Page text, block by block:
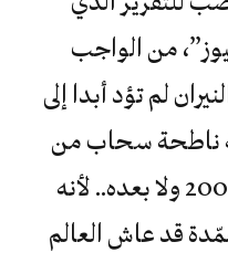
من الواجب
لم تؤد أبدا إلى
ناطحة سحاب من
الصلب، لا قبل 11 سبتمبر 2001 ولا بعده.. لأنه
قد عاش العالم